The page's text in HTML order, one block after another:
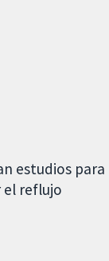
estudios para
el reflujo